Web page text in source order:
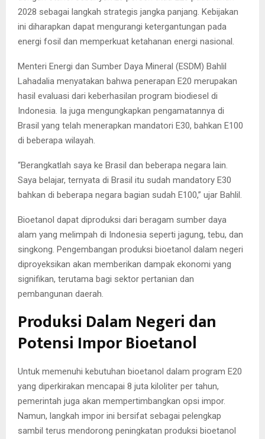
2028 sebagai langkah strategis jangka panjang. Kebijakan
ini diharapkan dapat mengurangi ketergantungan pada
energi fosil dan memperkuat ketahanan energi nasional.
Menteri Energi dan Sumber Daya Mineral (ESDM) Bahlil
Lahadalia menyatakan bahwa penerapan E20 merupakan
hasil evaluasi dari keberhasilan program biodiesel di
Indonesia. Ia juga mengungkapkan pengamatannya di
Brasil yang telah menerapkan mandatori E30, bahkan E100
di beberapa wilayah.
“Berangkatlah saya ke Brasil dan beberapa negara lain.
Saya belajar, ternyata di Brasil itu sudah mandatory E30
bahkan di beberapa negara bagian sudah E100,” ujar Bahlil.
Bioetanol dapat diproduksi dari beragam sumber daya
alam yang melimpah di Indonesia seperti jagung, tebu, dan
singkong. Pengembangan produksi bioetanol dalam negeri
diproyeksikan akan memberikan dampak ekonomi yang
signifikan, terutama bagi sektor pertanian dan
pembangunan daerah.
Produksi Dalam Negeri dan
Potensi Impor Bioetanol
Untuk memenuhi kebutuhan bioetanol dalam program E20
yang diperkirakan mencapai 8 juta kiloliter per tahun,
pemerintah juga akan mempertimbangkan opsi impor.
Namun, langkah impor ini bersifat sebagai pelengkap
sambil terus mendorong peningkatan produksi bioetanol